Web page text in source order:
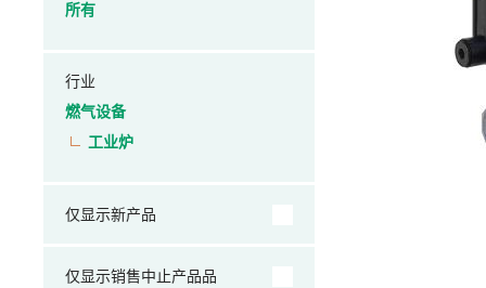
所有
行业
燃气设备
工业炉
仅显示新产品
仅显示销售中止产品品